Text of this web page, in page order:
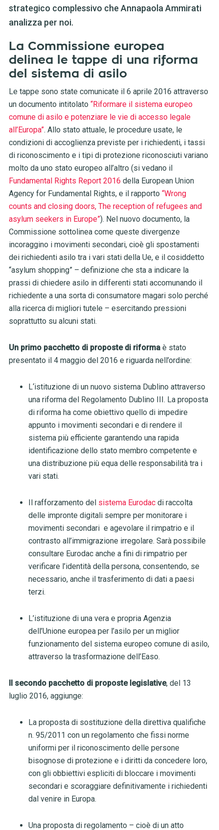
strategico complessivo che Annapaola Ammirati
analizza per noi.
La Commissione europea
delinea le tappe di una riforma
del sistema di asilo
Le tappe sono state comunicate il 6 aprile 2016 attraverso
un documento intitolato “Riformare il sistema europeo
comune di asilo e potenziare le vie di accesso legale
all’Europa”. Allo stato attuale, le procedure usate, le
condizioni di accoglienza previste per i richiedenti, i tassi
di riconoscimento e i tipi di protezione riconosciuti variano
molto da uno stato europeo all’altro(si vedano il
Fundamental Rights Report 2016 della European Union
Agency for Fundamental Rights, e il rapporto “Wrong
counts and closing doors, The reception of refugees and
asylum seekers in Europe”). Nel nuovo documento, la
Commissione sottolinea come queste divergenze
incoraggino i movimenti secondari, cioè gli spostamenti
dei richiedenti asilo tra i vari stati della Ue, e il cosiddetto
“asylum shopping” – definizione che sta a indicare la
prassi di chiedere asilo in differenti stati accomunando il
richiedente a una sorta di consumatore magari solo perché
alla ricerca di migliori tutele – esercitando pressioni
soprattutto su alcuni stati.
Un primo pacchetto di proposte di riformaè stato
presentato il 4 maggio del 2016 e riguarda nell’ordine:
L‘istituzione di un nuovo sistema Dublino attraverso
una riforma del Regolamento Dublino III. La proposta
di riforma ha come obiettivo quello di impedire
appunto i movimenti secondari e di rendere il
sistema più efficiente garantendo una rapida
identificazione dello stato membro competente e
una distribuzione più equa delle responsabilità tra i
vari stati.
Il rafforzamento del sistema Eurodacdi raccolta
delle impronte digitali sempre per monitorare i
movimenti secondari e agevolare il rimpatrio e il
contrasto all’immigrazione irregolare. Sarà possibile
consultare Eurodac anche a fini di rimpatrio per
verificare l’identità della persona, consentendo, se
necessario, anche il trasferimento di dati a paesi
terzi.
L’istituzione di una vera e propria Agenzia
dell’Unione europea per l’asilo per un miglior
funzionamento del sistema europeo comune di asilo,
attraverso la trasformazione dell’Easo.
Il secondo pacchetto di proposte legislative, del 13
luglio 2016, aggiunge:
La proposta di sostituzione della direttiva qualifiche
n. 95/2011 con un regolamento che fissi norme
uniformi per il riconoscimento delle persone
bisognose di protezione e i diritti da concedere loro,
con gli obbiettivi espliciti di bloccare i movimenti
secondari e scoraggiare definitivamente i richiedenti
dal venire in Europa.
Una proposta di regolamento – cioè di un atto